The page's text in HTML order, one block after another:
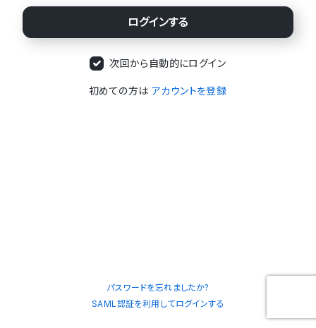
次回から自動的にログイン
初めての方は アカウントを登録
パスワードを忘れましたか?
SAML認証を利用してログインする